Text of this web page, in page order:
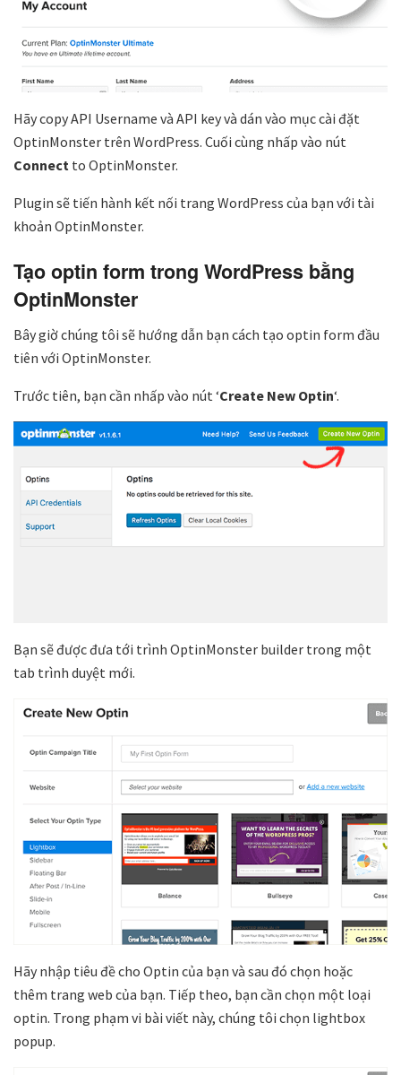
Hãy copy API Username và API key và dán vào mục cài đặt
OptinMonster trên WordPress. Cuối cùng nhấp vào nút
Connect to OptinMonster.
Plugin sẽ tiến hành kết nối trang WordPress của bạn với tài
khoản OptinMonster.
Tạo optin form trong WordPress bằng
OptinMonster
Bây giờ chúng tôi sẽ hướng dẫn bạn cách tạo optin form đầu
tiên với OptinMonster.
Trước tiên, bạn cần nhấp vào nút ‘Create New Optin‘.
Bạn sẽ được đưa tới trình OptinMonster builder trong một
tab trình duyệt mới.
Hãy nhập tiêu đề cho Optin của bạn và sau đó chọn hoặc
thêm trang web của bạn. Tiếp theo, bạn cần chọn một loại
optin. Trong phạm vi bài viết này, chúng tôi chọn lightbox
popup.